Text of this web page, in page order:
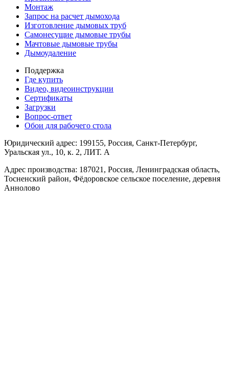
Монтаж
Запрос на расчет дымохода
Изготовление дымовых труб
Самонесущие дымовые трубы
Мачтовые дымовые трубы
Дымоудаление
Поддержка
Где купить
Видео, видеоинструкции
Сертификаты
Загрузки
Вопрос-ответ
Обои для рабочего стола
Юридический адрес: 199155, Россия, Санкт-Петербург,
Уральская ул., 10, к. 2, ЛИТ. А
Адрес производства: 187021, Россия, Ленинградская область,
Тосненский район, Фёдоровское сельское поселение, деревня
Аннолово